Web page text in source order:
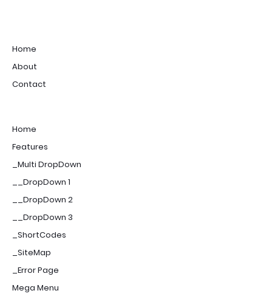
Home
About
Contact
Home
Features
_Multi DropDown
__DropDown 1
__DropDown 2
__DropDown 3
_ShortCodes
_SiteMap
_Error Page
Mega Menu